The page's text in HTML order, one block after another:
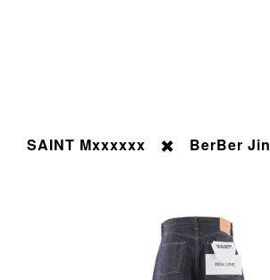
SAINT Mxxxxxx ✖️ BerBer Jin